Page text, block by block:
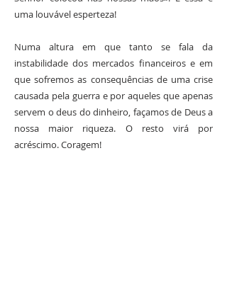
uma louvável esperteza!
Numa altura em que tanto se fala da
instabilidade dos mercados financeiros e em
que sofremos as consequências de uma crise
causada pela guerra e por aqueles que apenas
servem o deus do dinheiro, façamos de Deus a
nossa maior riqueza. O resto virá por
acréscimo. Coragem!